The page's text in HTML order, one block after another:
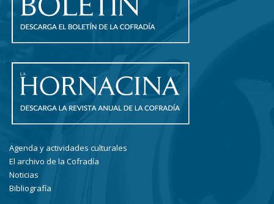
Agenda y actividades culturales
El archivo de la Cofradía
Noticias
Bibliografía